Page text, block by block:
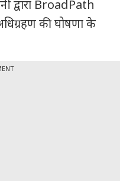
द्वारा BroadPath
की घोषणा के